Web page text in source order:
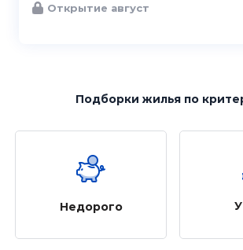
Открытие август
Подборки жильяпо
Недорого